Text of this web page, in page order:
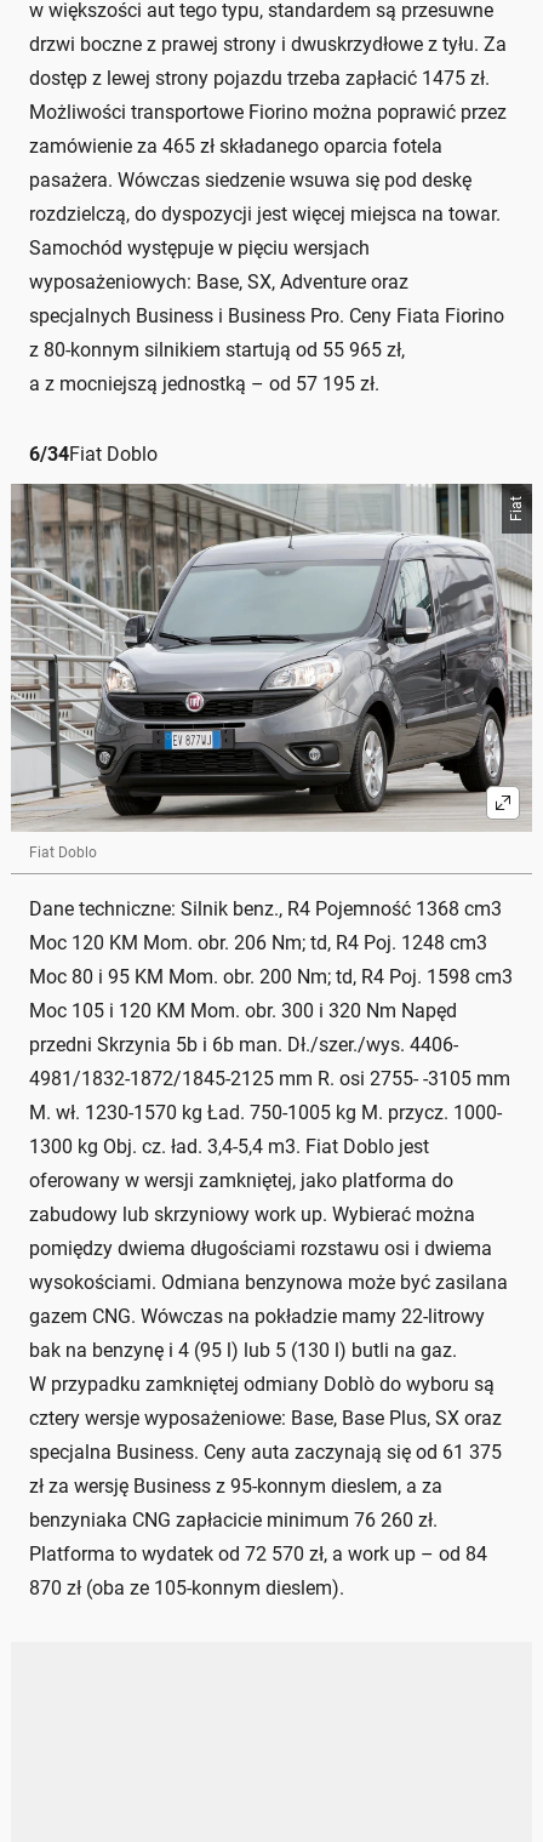
w większości aut tego typu, standardem są przesuwne
drzwi boczne z prawej strony i dwuskrzydłowe z tyłu. Za
dostęp z lewej strony pojazdu trzeba zapłacić 1475 zł.
Możliwości transportowe Fiorino można poprawić przez
zamówienie za 465 zł składanego oparcia fotela
pasażera. Wówczas siedzenie wsuwa się pod deskę
rozdzielczą, do dyspozycji jest więcej miejsca na towar.
Samochód występuje w pięciu wersjach
wyposażeniowych: Base, SX, Adventure oraz
specjalnych Business i Business Pro. Ceny Fiata Fiorino
z 80-konnym silnikiem startują od 55 965 zł,
a z mocniejszą jednostką – od 57 195 zł.
6/34Fiat Doblo
Fiat
Fiat Doblo
Dane techniczne: Silnik benz., R4 Pojemność 1368 cm3
Moc 120 KM Mom. obr. 206 Nm; td, R4 Poj. 1248 cm3
Moc 80 i 95 KM Mom. obr. 200 Nm; td, R4 Poj. 1598 cm3
Moc 105 i 120 KM Mom. obr. 300 i 320 Nm Napęd
przedni Skrzynia 5b i 6b man. Dł./szer./wys. 4406-
4981/1832-1872/1845-2125 mm R. osi 2755- -3105 mm
M. wł. 1230-1570 kg Ład. 750-1005 kg M. przycz. 1000-
1300 kg Obj. cz. ład. 3,4-5,4 m3. Fiat Doblo jest
oferowany w wersji zamkniętej, jako platforma do
zabudowy lub skrzyniowy work up. Wybierać można
pomiędzy dwiema długościami rozstawu osi i dwiema
wysokościami. Odmiana benzynowa może być zasilana
gazem CNG. Wówczas na pokładzie mamy 22-litrowy
bak na benzynę i 4 (95 l) lub 5 (130 l) butli na gaz.
W przypadku zamkniętej odmiany Doblò do wyboru są
cztery wersje wyposażeniowe: Base, Base Plus, SX oraz
specjalna Business. Ceny auta zaczynają się od 61 375
zł za wersję Business z 95-konnym dieslem, a za
benzyniaka CNG zapłacicie minimum 76 260 zł.
Platforma to wydatek od 72 570 zł, a work up – od 84
870 zł (oba ze 105-konnym dieslem).